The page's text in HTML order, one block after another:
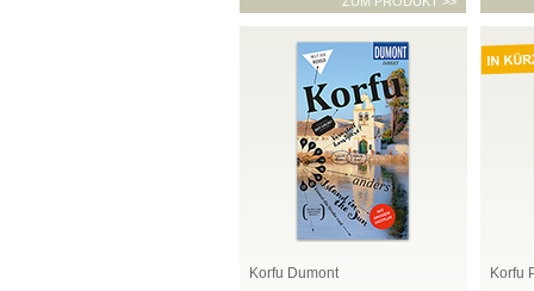
Korfu Dumont Korfu